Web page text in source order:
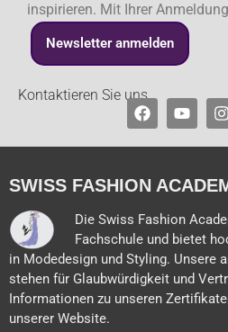
inspirieren. Mit Ihrer
Newsletter anmelden
Kontaktieren Sie uns
Facebook
SWISS FASHION
Die Swiss Fashion
Fachschule und bietet
in Modedesign und Styling. Unsere
stehen für Glaubwürdigkeit und
Informationen zu unseren
unserer Website.